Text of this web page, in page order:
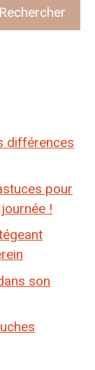
Rechercher
différences
pour
!
son